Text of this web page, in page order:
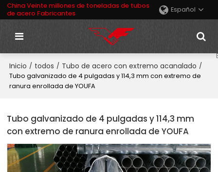
China Veinte millones de toneladas de tubos
de acero Fabricantes
Español
Inicio / todos / Tubo de acero con extremo acanalado /
Tubo galvanizado de 4 pulgadas y 114,3 mm con extremo de
ranura enrollada de YOUFA
Tubo galvanizado de 4 pulgadas y 114,3 mm
con extremo de ranura enrollada de YOUFA